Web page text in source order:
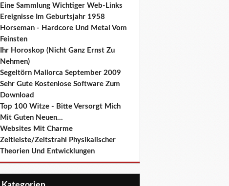
Eine Sammlung Wichtiger Web-Links
Ereignisse Im Geburtsjahr 1958
Horseman - Hardcore Und Metal Vom
Feinsten
Ihr Horoskop (Nicht Ganz Ernst Zu
Nehmen)
Segeltörn Mallorca September 2009
Sehr Gute Kostenlose Software Zum
Download
Top 100 Witze - Bitte Versorgt Mich
Mit Guten Neuen...
Websites Mit Charme
Zeitleiste/Zeitstrahl Physikalischer
Theorien Und Entwicklungen